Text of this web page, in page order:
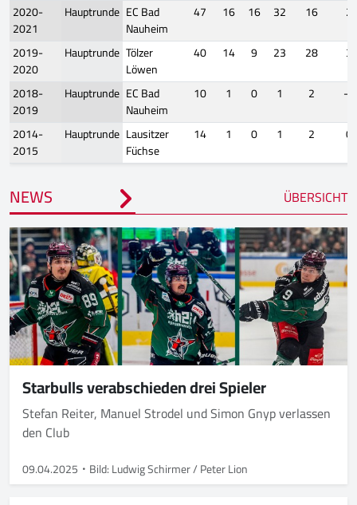
2020-
2021
Hauptrunde EC Bad
Nauheim
47 16 16 32 16
2
2019-
2020
Hauptrunde Tölzer
Löwen
40 14 9 23 28
3
2018-
2019
Hauptrunde EC Bad
Nauheim
10 1 0 1 2
-2
2014-
2015
Hauptrunde Lausitzer
Füchse
14 1 0 1 2 0
NEWS ÜBERSICHT
Starbulls verabschieden drei Spieler
Stefan Reiter, Manuel Strodel und Simon Gnyp verlassen
den Club
09.04.2025 Bild: Ludwig Schirmer / Peter Lion